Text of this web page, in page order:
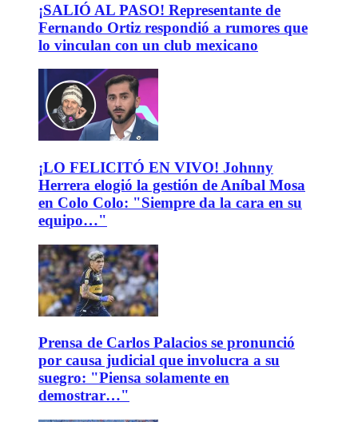
¡SALIÓ AL PASO! Representante de
Fernando Ortiz respondió a rumores que
lo vinculan con un club mexicano
¡LO FELICITÓ EN VIVO! Johnny
Herrera elogió la gestión de Aníbal Mosa
en Colo Colo: "Siempre da la cara en su
equipo…"
Prensa de Carlos Palacios se pronunció
por causa judicial que involucra a su
suegro: "Piensa solamente en
demostrar…"